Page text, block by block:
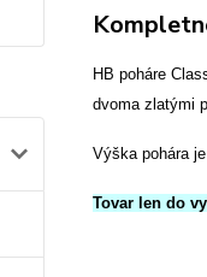
HB poháre
dvoma zlatými
Výška pohára
Tovar len do